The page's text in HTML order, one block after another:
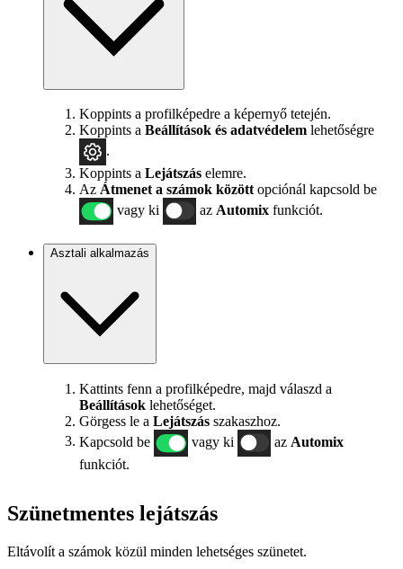
Koppints a profilképedre a képernyő tetején.
Koppints a Beállítások és adatvédelem lehetőségre
.
Koppints a Lejátszás elemre.
Az Átmenet a számok között opciónál kapcsold be
vagy ki
az Automix funkciót.
Asztali alkalmazás
Kattints fenn a profilképedre, majd válaszd a
Beállítások lehetőséget.
Görgess le a Lejátszás szakaszhoz.
Kapcsold be
vagy ki az Automix
funkciót.
Szünetmentes lejátszás
Eltávolít a számok közül minden lehetséges szünetet.